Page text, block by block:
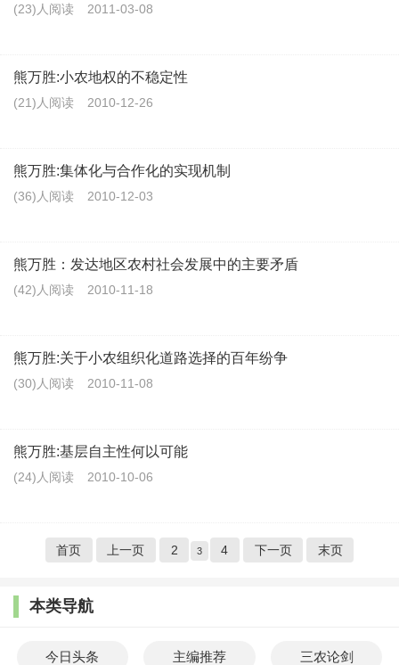
(23)人阅读 2011-03-08
熊万胜:小农地权的不稳定性
(21)人阅读 2010-12-26
熊万胜:集体化与合作化的实现机制
(36)人阅读 2010-12-03
熊万胜：发达地区农村社会发展中的主要矛盾
(42)人阅读 2010-11-18
熊万胜:关于小农组织化道路选择的百年纷争
(30)人阅读 2010-11-08
熊万胜:基层自主性何以可能
(24)人阅读 2010-10-06
首页 上一页 2 3 4 下一页 末页
本类导航
今日头条 主编推荐 三农论剑